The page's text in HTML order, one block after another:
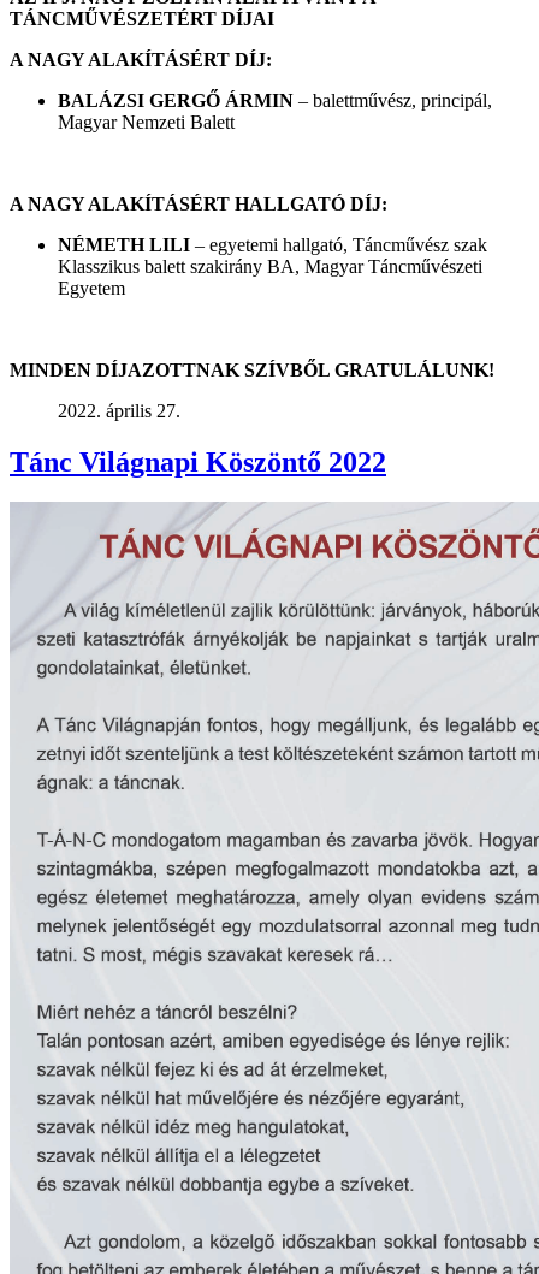
TÁNCMŰVÉSZETÉRT DÍJAI
A NAGY ALAKÍTÁSÉRT DÍJ:
BALÁZSI GERGŐ ÁRMIN – balettművész, principál,
Magyar Nemzeti Balett
A NAGY ALAKÍTÁSÉRT HALLGATÓ DÍJ:
NÉMETH LILI – egyetemi hallgató, Táncművész szak
Klasszikus balett szakirány BA, Magyar Táncművészeti
Egyetem
MINDEN DÍJAZOTTNAK SZÍVBŐL GRATULÁLUNK!
2022. április 27.
Tánc Világnapi Köszöntő 2022